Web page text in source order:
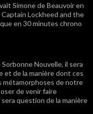
Simone de Beauvoir en
Captain Lockheed and the
en 30 minutes chrono
Nouvelle, il sera
et de la manière dont ces
métamorphoses de notre
de venir faire
sera question de la manière